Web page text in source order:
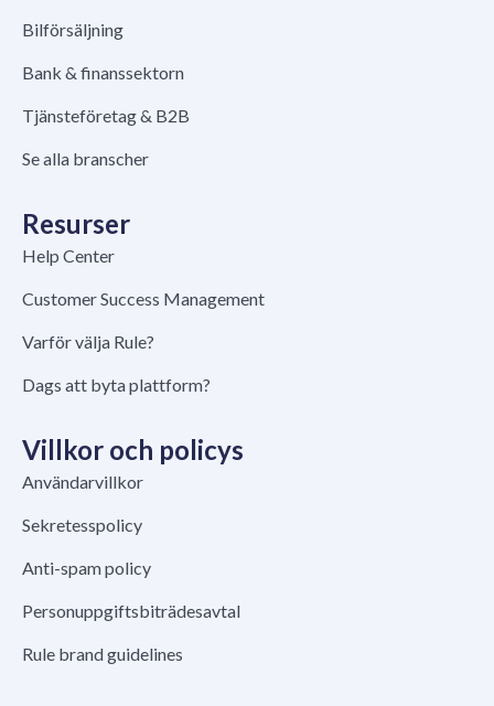
Bilförsäljning
Bank & finanssektorn
Tjänsteföretag & B2B
Se alla branscher
Resurser
Help Center
Customer Success Management
Varför välja Rule?
Dags att byta plattform?
Villkor och policys
Användarvillkor
Sekretesspolicy
Anti-spam policy
Personuppgiftsbiträdesavtal
Rule brand guidelines